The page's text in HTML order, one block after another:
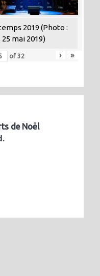
2019 (Photo :
mai 2019)
of 32 › »
de Noël